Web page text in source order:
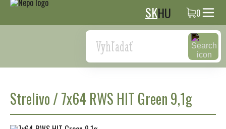
SKHU 0
Search
Strelivo/7x64 RWS HIT Green 9,1g